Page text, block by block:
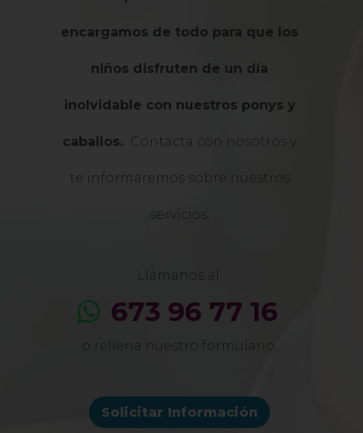
encargamos de todo para que los
niños disfruten de un día
inolvidable con nuestros ponys y
caballos. Contacta con nosotros y
te informaremos sobre nuestros
servicios.
Llámanos al
673 96 77 16
o rellena nuestro formulario.
Solicitar Información